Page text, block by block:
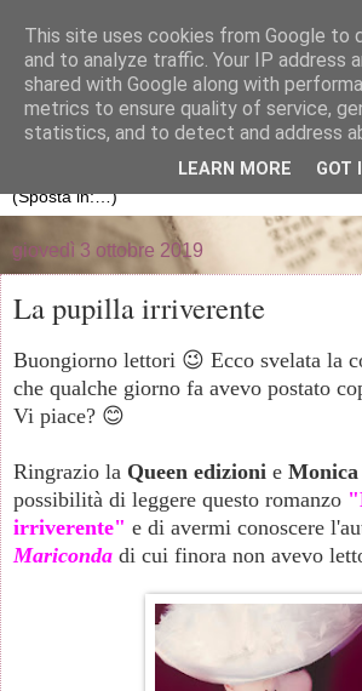
La libreria di Anna
Blog personale dedicato al mondo dei libri
giovedì 3 ottobre 2019
La pupilla irriverente
Buongiorno lettori 😉 Ecco svelata la
che qualche giorno fa avevo postato
Vi piace? 😊
Ringrazio la Queen edizioni e Monica
possibilità di leggere questo romanzo
irriverente" e di avermi conoscere
Mariconda di cui finora non avevo
This site uses cookies from Google to
and to analyze traffic. Your IP address
shared with Google along with
metrics to ensure quality of service,
statistics, and to detect and address
LEARN MORE GOT